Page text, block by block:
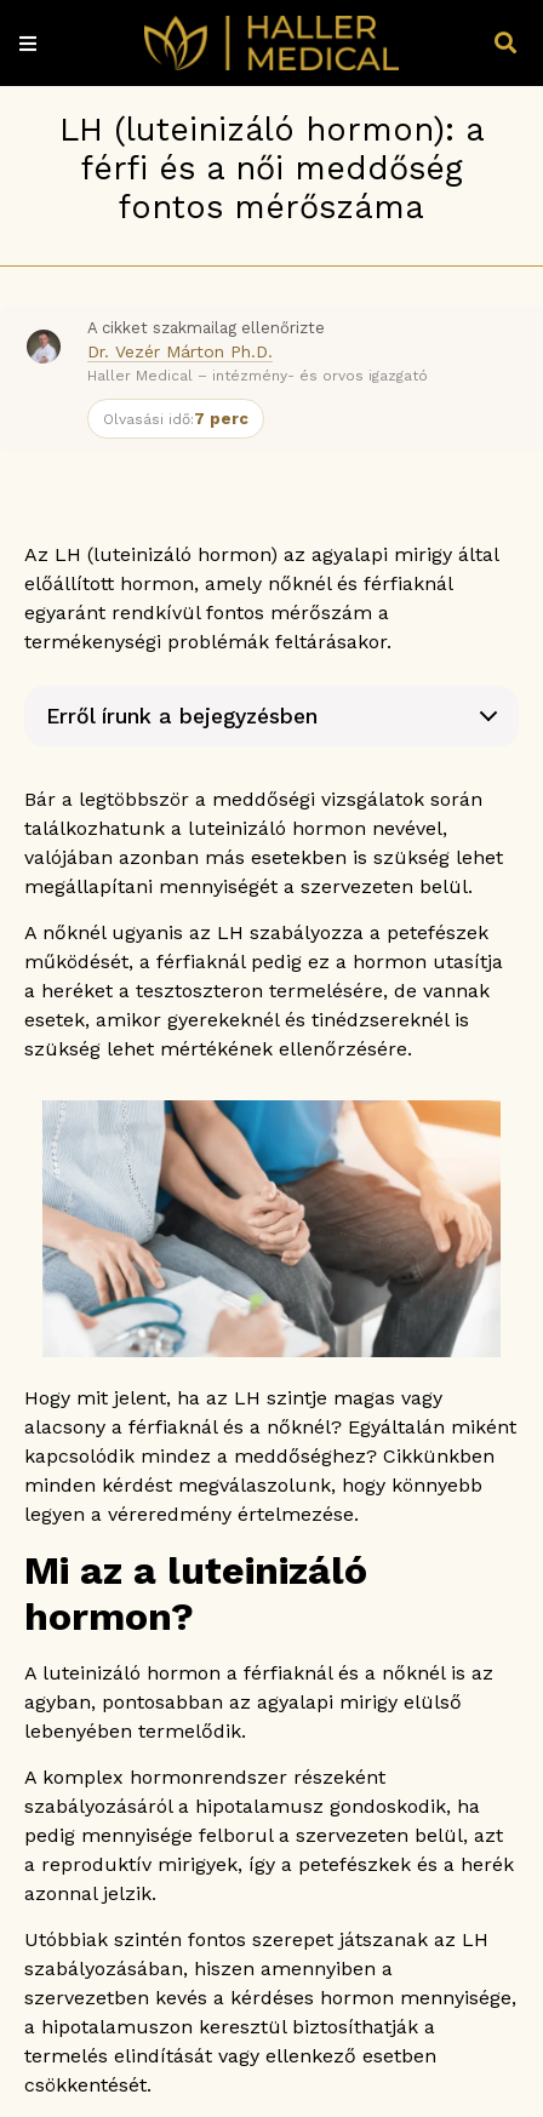
LH (luteinizáló hormon): a
férfi és a női meddőség
fontos mérőszáma
A cikket szakmailag ellenőrizte
Dr. Vezér Márton Ph.D.
Haller Medical – intézmény- és orvos igazgató
Olvasási idő:7 perc
Az LH (luteinizáló hormon) az agyalapi mirigy által
előállított hormon, amely nőknél és férfiaknál
egyaránt rendkívül fontos mérőszám a
termékenységi problémák feltárásakor.
Erről írunk a bejegyzésben
Az LH szerepe a szervezetben
Az LH szerepe a nők szervezetében
Az LH szerepe a férfiak szervezetében
Az LH szerepe a gyerekek szervezetében
Mire utal az LH szint változása a nőknél?
Mire utal az LH szint változása a
férfiaknál?
Mire utal az LH szint változása a
gyerekeknél?
LH érték vizsgálata nőknél
LH érték vizsgálata férfiaknál
LH érték vizsgálata gyerekeknél
LH érték vizsgálata egyéb esetekben
Az LH normál értéke
Ha az LH érték magas
A magas LH érték a férfiaknál
A magas LH érték a gyerekeknél
Ha az LH érték alacsony
Bár a legtöbbször a meddőségi vizsgálatok során
találkozhatunk a luteinizáló hormon nevével,
valójában azonban más esetekben is szükség lehet
megállapítani mennyiségét a szervezeten belül.
A nőknél ugyanis az LH szabályozza a petefészek
működését, a férfiaknál pedig ez a hormon utasítja
a heréket a tesztoszteron termelésére, de vannak
esetek, amikor gyerekeknél és tinédzsereknél is
szükség lehet mértékének ellenőrzésére.
Hogy mit jelent, ha az LH szintje magas vagy
alacsony a férfiaknál és a nőknél? Egyáltalán miként
kapcsolódik mindez a meddőséghez? Cikkünkben
minden kérdést megválaszolunk, hogy könnyebb
legyen a véreredmény értelmezése.
Mi az a luteinizáló
hormon?
A luteinizáló hormon a férfiaknál és a nőknél is az
agyban, pontosabban az agyalapi mirigy elülső
lebenyében termelődik.
A komplex hormonrendszer részeként
szabályozásáról a hipotalamusz gondoskodik, ha
pedig mennyisége felborul a szervezeten belül, azt
a reproduktív mirigyek, így a petefészkek és a herék
azonnal jelzik.
Utóbbiak szintén fontos szerepet játszanak az LH
szabályozásában, hiszen amennyiben a
szervezetben kevés a kérdéses hormon mennyisége,
a hipotalamuszon keresztül biztosíthatják a
termelés elindítását vagy ellenkező esetben
csökkentését.